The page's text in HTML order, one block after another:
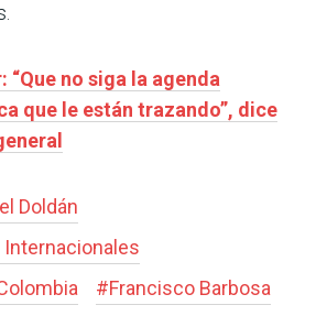
“Que no siga la agenda
que le están trazando”, dice
Doldán
#Francisco Barbosa